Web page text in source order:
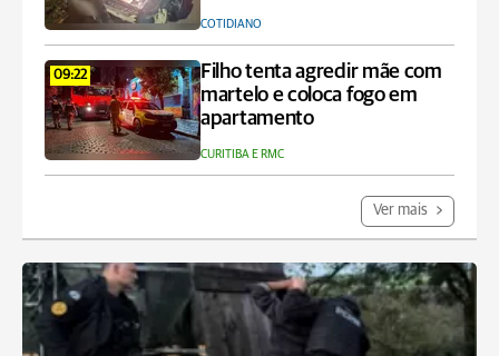
COTIDIANO
09:22
Filho tenta agredir mãe com
martelo e coloca fogo em
apartamento
CURITIBA E RMC
Ver mais